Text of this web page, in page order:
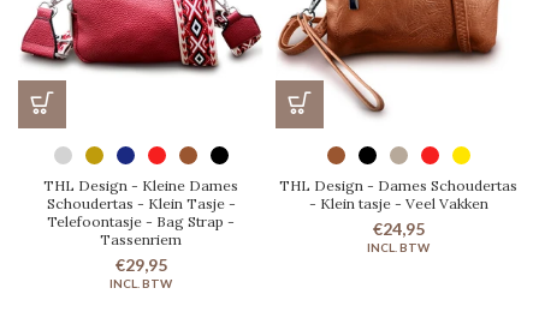
THL Design - Kleine Dames
Schoudertas - Klein Tasje -
Telefoontasje - Bag Strap -
Tassenriem
€29,95
THL Design - Dames Schoudertas
- Klein tasje - Veel Vakken
€24,95